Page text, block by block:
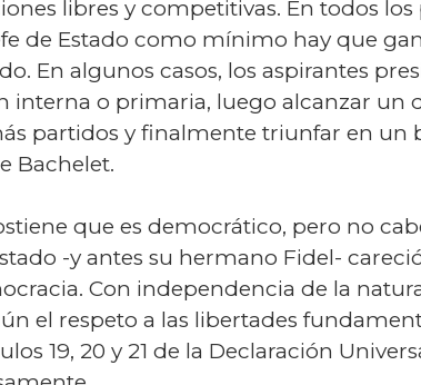
libres y competitivas. En todos los
de Estado como mínimo hay que
En algunos casos, los aspirantes
interna o primaria, luego alcanzar un
partidos y finalmente triunfar en un
Bachelet.
que es democrático, pero no
-y antes su hermano Fidel-
Con independencia de la
el respeto a las libertades
19, 20 y 21 de la Declaración